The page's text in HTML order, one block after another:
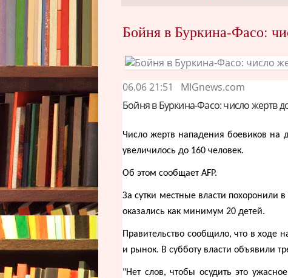
Бойня в Буркина-Фасо:
06.06 21:51
MIGnews.com
Бойня в Буркина-Фасо: число жертв
Число жертв нападения боевиков на
увеличилось до 160 человек.
Об этом сообщает AFP.
За сутки местные власти похоронили
оказались как минимум 20 детей.
Правительство сообщило, что в
и рынок. В субботу власти объявили
"Нет слов, чтобы осудить это